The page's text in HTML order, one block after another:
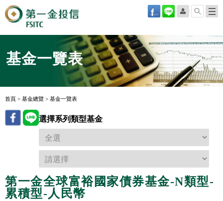
基金一覽表
首頁 > 基金總覽 > 基金一覽表
選擇系列類型基金
第一金全球富裕國家債券基金-N類型-
累積型-人民幣